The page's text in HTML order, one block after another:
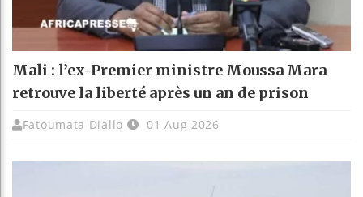
Mali : l’ex-Premier ministre Moussa Mara
retrouve la liberté après un an de prison
Fatoumata Diallo 01 Aug 2026